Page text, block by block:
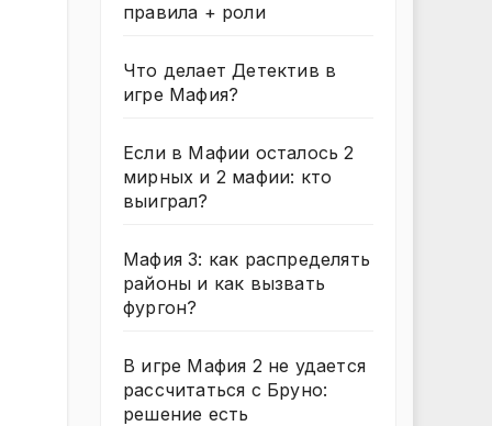
правила + роли
Что делает Детектив в
игре Мафия?
Если в Мафии осталось 2
мирных и 2 мафии: кто
выиграл?
Мафия 3: как распределять
районы и как вызвать
фургон?
В игре Мафия 2 не удается
рассчитаться с Бруно:
решение есть